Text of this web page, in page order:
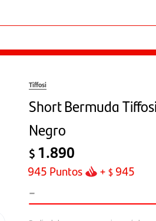
Tiffosi
Short Bermuda
Negro
$ 1.890
945 Puntos + $ 945
-